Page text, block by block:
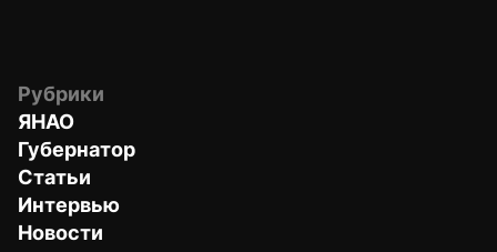
Рубрики
ЯНАО
Губернатор
Статьи
Интервью
Новости